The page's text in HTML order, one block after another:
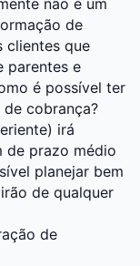
não é um
de
clientes que
parentes e
é possível ter
cobrança?
irá
de prazo médio
planejar bem
de qualquer
de